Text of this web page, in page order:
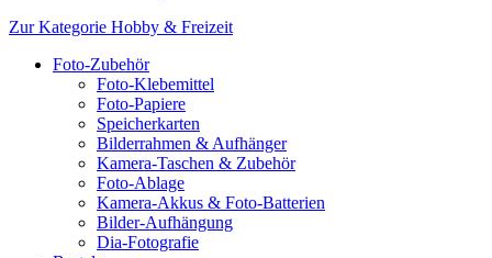
Zur Kategorie Hobby & Freizeit
Foto-Zubehör
Foto-Klebemittel
Foto-Papiere
Speicherkarten
Bilderrahmen & Aufhänger
Kamera-Taschen & Zubehör
Foto-Ablage
Kamera-Akkus & Foto-Batterien
Bilder-Aufhängung
Dia-Fotografie